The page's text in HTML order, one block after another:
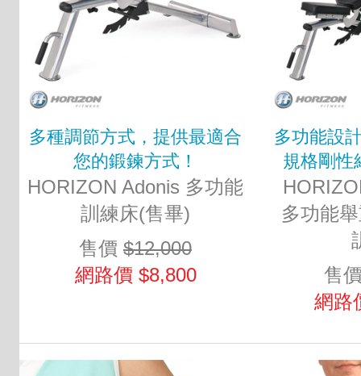
多種調節方式，提供最適合
您的鍛鍊方式！
HORIZON Adonis 多功能
訓練床(售畢)
售價 $12,000
網路價 $8,800
多功能設
規格剛性
多功能
售
網路